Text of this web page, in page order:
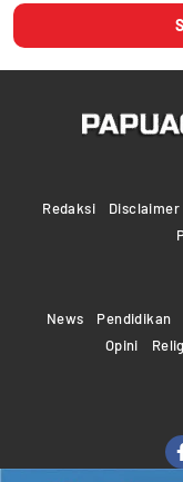
Redaksi Disclaimer
News Pendidikan
Opini